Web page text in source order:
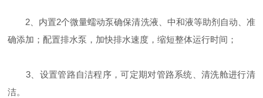
2、内置2个微量蠕动泵确保清洗液、中和液等助剂自动、准
确添加；配置排水泵，加快排水速度，缩短整体运行时间；
3、设置管路自洁程序，可定期对管路系统、清洗舱进行清
洁。